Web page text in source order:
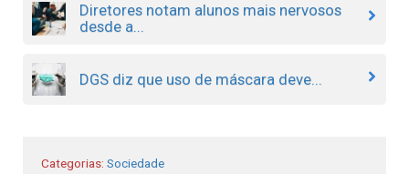
Diretores notam alunos mais nervosos
desde a...
DGS diz que uso de máscara deve...
Categorias: Sociedade